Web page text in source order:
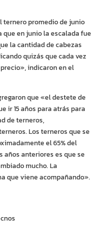
ternero promedio de junio
que en junio la escalada fue
la cantidad de cabezas
quizás que cada vez
indicaron en el
que «el destete de
ir 15 años para atrás para
de terneros,
Los terneros que se
el 65% del
años anteriores es que se
mucho. La
que viene acompañando».